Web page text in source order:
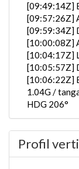
[09:49:14Z]
[09:57:26Z]
[09:59:34Z]
[10:00:08Z]
[10:04:17Z]
[10:05:57Z]
[10:06:22Z]
1.04G /
HDG 206°
[10:06:29Z]
/ ALT 200ft
[10:06:31Z]
Profil